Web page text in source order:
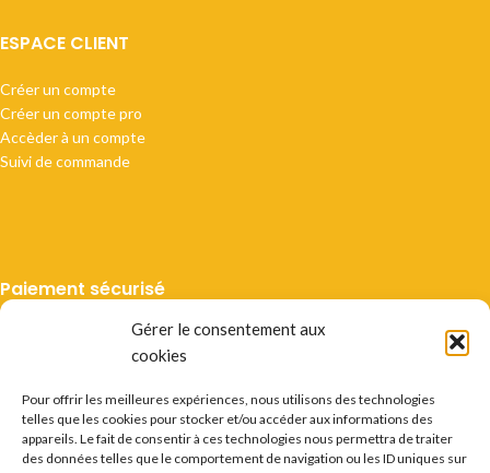
Gérer le consentement aux
cookies
Pour offrir les meilleures expériences, nous utilisons des technologies
telles que les cookies pour stocker et/ou accéder aux informations des
appareils. Le fait de consentir à ces technologies nous permettra de traiter
des données telles que le comportement de navigation ou les ID uniques sur
ESPACE CLIENT
Créer un compte
Créer un compte pro
Accèder à un compte
Suivi de commande
Paiement sécurisé
Livraison suivie